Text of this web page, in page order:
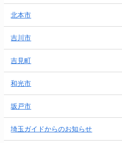
北本市
吉川市
吉見町
和光市
坂戸市
埼玉ガイドからのお知らせ